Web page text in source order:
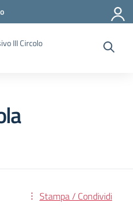
III Circolo
Stampa / Condividi